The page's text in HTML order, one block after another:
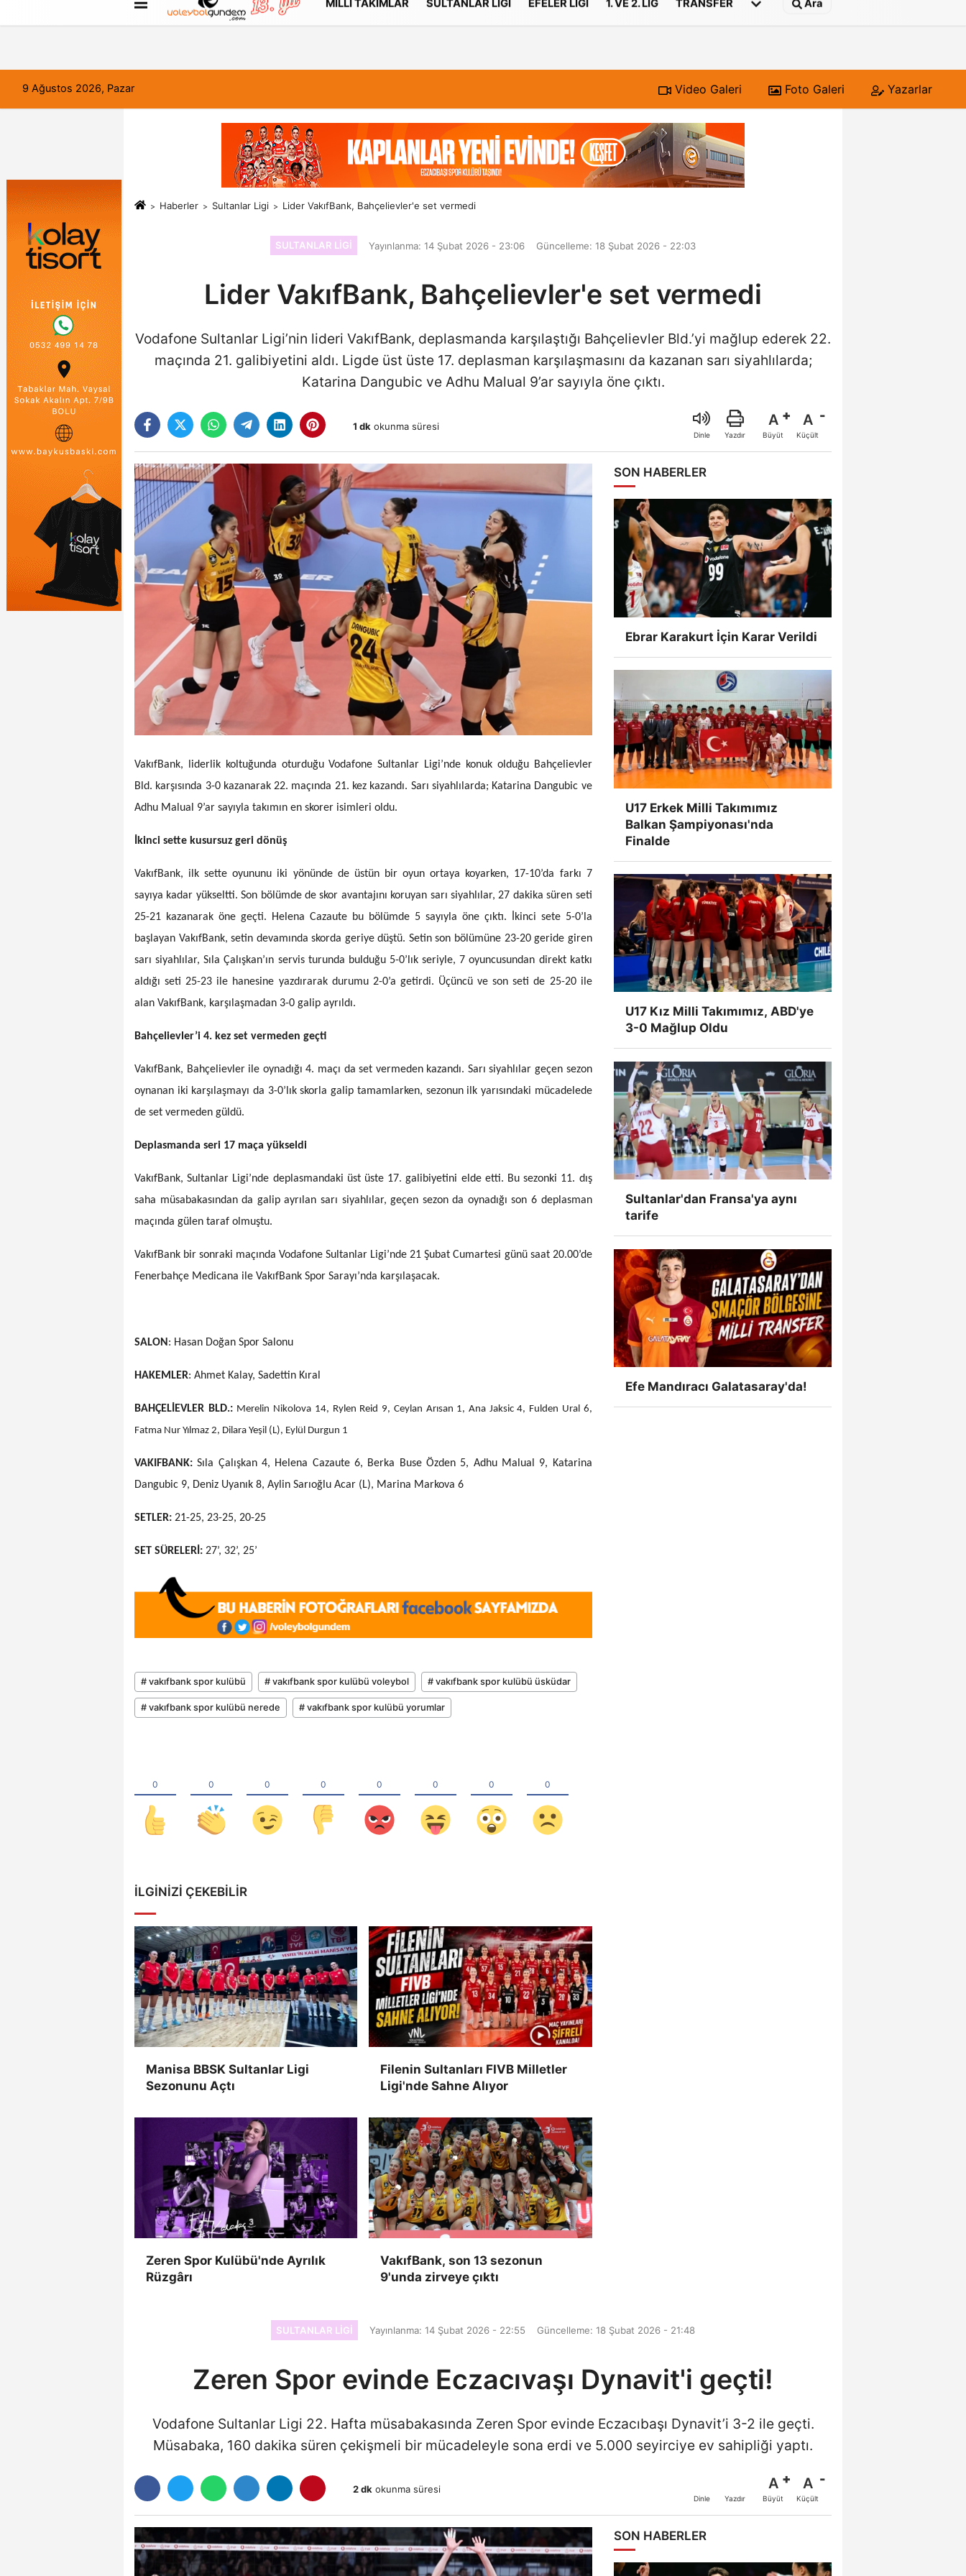
FORUM Haber Gönder Künye
MILLI TAKIMLAR SULTANLAR LIGI EFELER LIGI 1. VE 2. LIG TRANSFER Ara
9 Ağustos 2026, Pazar Video Galeri Foto Galeri Yazarlar
Haberler Sultanlar Ligi Lider VakıfBank, Bahçelievler'e set vermedi
SULTANLAR LIGI Yayınlanma: 14 Şubat 2026 - 23:06 Güncelleme: 18 Şubat 2026 - 22:03
Lider VakıfBank, Bahçelievler'e set vermedi
Vodafone Sultanlar Ligi’nin lideri VakıfBank, deplasmanda karşılaştığı Bahçelievler Bld.’yi mağlup ederek 22.
maçında 21. galibiyetini aldı. Ligde üst üste 17. deplasman karşılaşmasını da kazanan sarı siyahlılarda;
Katarina Dangubic ve Adhu Malual 9’ar sayıyla öne çıktı.
1 dk okunma süresi
Dinle Yazdır
A
Büyüt
A
Küçült
VakıfBank, liderlik koltuğunda oturduğu Vodafone Sultanlar Ligi’nde konuk olduğu Bahçelievler
Bld. karşısında 3-0 kazanarak 22. maçında 21. kez kazandı. Sarı siyahlılarda; Katarina Dangubic ve
Adhu Malual 9’ar sayıyla takımın en skorer isimleri oldu.
İkinci sette kusursuz geri dönüş
VakıfBank, ilk sette oyununu iki yönünde de üstün bir oyun ortaya koyarken, 17-10’da farkı 7
sayıya kadar yükseltti. Son bölümde de skor avantajını koruyan sarı siyahlılar, 27 dakika süren seti
25-21 kazanarak öne geçti. Helena Cazaute bu bölümde 5 sayıyla öne çıktı. İkinci sete 5-0’la
başlayan VakıfBank, setin devamında skorda geriye düştü. Setin son bölümüne 23-20 geride giren
sarı siyahlılar, Sıla Çalışkan’ın servis turunda bulduğu 5-0’lık seriyle, 7 oyuncusundan direkt katkı
aldığı seti 25-23 ile hanesine yazdırarak durumu 2-0’a getirdi. Üçüncü ve son seti de 25-20 ile
alan VakıfBank, karşılaşmadan 3-0 galip ayrıldı.
Bahçelievler’i 4. kez set vermeden geçti
VakıfBank, Bahçelievler ile oynadığı 4. maçı da set vermeden kazandı. Sarı siyahlılar geçen sezon
oynanan iki karşılaşmayı da 3-0’lık skorla galip tamamlarken, sezonun ilk yarısındaki mücadelede
de set vermeden güldü.
Deplasmanda seri 17 maça yükseldi
VakıfBank, Sultanlar Ligi’nde deplasmandaki üst üste 17. galibiyetini elde etti. Bu sezonki 11. dış
saha müsabakasından da galip ayrılan sarı siyahlılar, geçen sezon da oynadığı son 6 deplasman
maçında gülen taraf olmuştu.
VakıfBank bir sonraki maçında Vodafone Sultanlar Ligi’nde 21 Şubat Cumartesi günü saat 20.00’de
Fenerbahçe Medicana ile VakıfBank Spor Sarayı’nda karşılaşacak.
SALON : Hasan Doğan Spor Salonu
HAKEMLER: Ahmet Kalay, Sadettin Kıral
BAHÇELİEVLER BLD.: Merelin Nikolova 14, Rylen Reid 9, Ceylan Arısan 1, Ana Jaksic 4, Fulden Ural 6,
Fatma Nur Yılmaz 2, Dilara Yeşil (L), Eylül Durgun 1
VAKIFBANK:Sıla Çalışkan 4, Helena Cazaute 6, Berka Buse Özden 5, Adhu Malual 9, Katarina
Dangubic 9, Deniz Uyanık 8, Aylin Sarıoğlu Acar (L), Marina Markova 6
SETLER: 21-25, 23-25, 20-25
SET SÜRELERİ: 27’, 32’, 25’
# vakıfbank spor kulübü # vakıfbank spor kulübü voleybol # vakıfbank spor kulübü üsküdar
# vakıfbank spor kulübü nerede # vakıfbank spor kulübü yorumlar
İLGINIZI ÇEKEBILIR
Manisa BBSK Sultanlar Ligi
Sezonunu Açtı
Filenin Sultanları FIVB Milletler
Ligi'nde Sahne Alıyor
Zeren Spor Kulübü'nde Ayrılık
Rüzgârı
VakıfBank, son 13 sezonun
9'unda zirveye çıktı
SON HABERLER
Ebrar Karakurt İçin Karar Verildi
U17 Erkek Milli Takımımız
Balkan Şampiyonası'nda
Finalde
U17 Kız Milli Takımımız, ABD'ye
3-0 Mağlup Oldu
Sultanlar'dan Fransa'ya aynı
tarife
Efe Mandıracı Galatasaray'da!
SULTANLAR LIGI Yayınlanma: 14 Şubat 2026 - 22:55 Güncelleme: 18 Şubat 2026 - 21:48
Zeren Spor evinde Eczacıvaşı Dynavit'i geçti!
Vodafone Sultanlar Ligi 22. Hafta müsabakasında Zeren Spor evinde Eczacıbaşı Dynavit’i 3-2 ile geçti.
Müsabaka, 160 dakika süren çekişmeli bir mücadeleyle sona erdi ve 5.000 seyirciye ev sahipliği yaptı.
2 dk okunma süresi
Dinle Yazdır
A
Büyüt
A
Küçült
SON HABERLER